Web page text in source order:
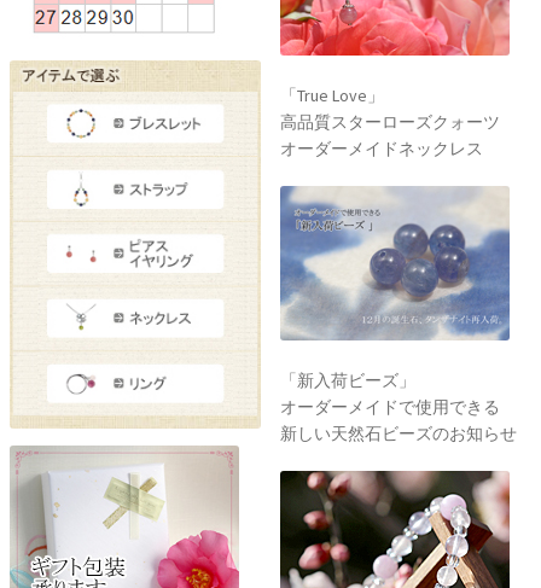
「True Love」
高品質スターローズクォーツ
オーダーメイドネックレス
「新入荷ビーズ」
オーダーメイドで使用できる
新しい天然石ビーズのお知らせ